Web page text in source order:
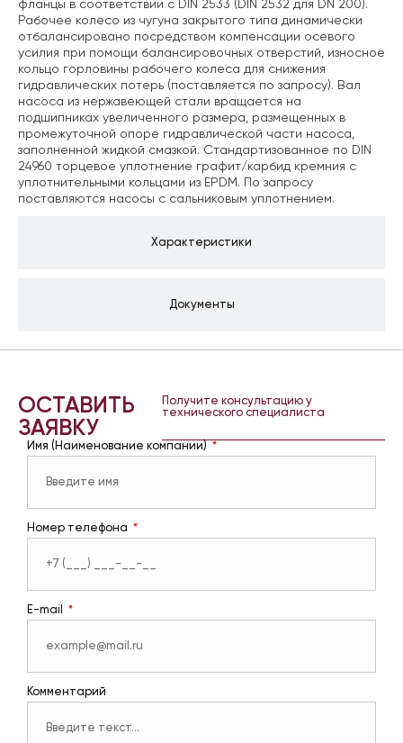
Характеристики
Документы
фланцы в соответствии с DIN 2533 (DIN 2532 для DN 200).
Рабочее колесо из чугуна закрытого типа динамически
отбалансировано посредством компенсации осевого
усилия при помощи балансировочных отверстий, износное
кольцо горловины рабочего колеса для снижения
гидравлических потерь (поставляется по запросу). Вал
насоса из нержавеющей стали вращается на
подшипниках увеличенного размера, размещенных в
промежуточной опоре гидравлической части насоса,
заполненной жидкой смазкой. Стандартизованное по DIN
24960 торцевое уплотнение графит/карбид кремния с
уплотнительными кольцами из EPDM. По запросу
поставляются насосы с сальниковым уплотнением.
ОСТАВИТЬ
ЗАЯВКУ
Получите консультацию у
технического специалиста
Имя (Наименование компании)
Номер телефона
E-mail
Комментарий